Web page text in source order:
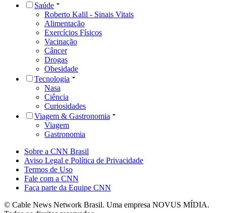
Saúde
Roberto Kalil - Sinais Vitais
Alimentação
Exercícios Físicos
Vacinação
Câncer
Drogas
Obesidade
Tecnologia
Nasa
Ciência
Curiosidades
Viagem & Gastronomia
Viagem
Gastronomia
Sobre a CNN Brasil
Aviso Legal e Política de Privacidade
Termos de Uso
Fale com a CNN
Faça parte da Equipe CNN
© Cable News Network Brasil. Uma empresa NOVUS MÍDIA.